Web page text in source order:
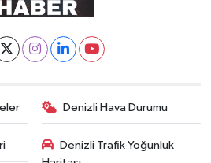
Denizli Hava Durumu
Denizli Trafik Yoğunluk